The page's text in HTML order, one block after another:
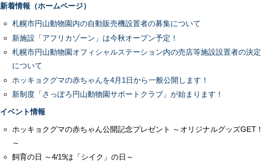
新着情報（ホームページ）
札幌市円山動物園内の自動販売機設置者の募集について
新施設「アフリカゾーン」は今秋オープン予定！
札幌市円山動物園オフィシャルステーション内の売店等施設設置者の決定
について
ホッキョクグマの赤ちゃんを4月1日から一般公開します！
新制度「さっぽろ円山動物園サポートクラブ」が始まります！
イベント情報
ホッキョクグマの赤ちゃん公開記念プレゼント ～オリジナルグッズGET！
～
飼育の日 ～4/19は「シイク」の日～